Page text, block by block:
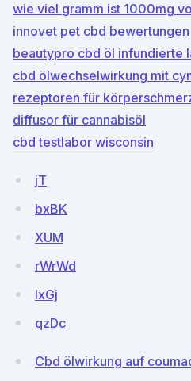
wie viel gramm ist 1000mg
innovet pet cbd bewertungen
beautypro cbd öl infundierte
cbd ölwechselwirkung mit
rezeptoren für
diffusor für cannabisöl
cbd testlabor wisconsin
jT
bxBK
XUM
rWrWd
lxGj
qzDc
Cbd ölwirkung auf